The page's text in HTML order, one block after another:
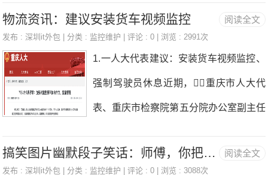
确反映设备运行状态，降低设备事故
D的监控级硬盘，监控硬件，它和
普通硬盘的区别，就是监控硬盘，
可以有更高的稳定性，因为监控一般
来说，是需要24小时开机，并且一
直在线的监控安装。上海办公室安装监
种方式，比如你已经有监控，需
装位置的选择应充分考虑监控范围监控安装。要确保监控设
避免过度重叠，浪费资源。这需要根据实际环境和监控需
求，进行合理的规划和布局。其次，安装位置的安全性
坏、不易被干扰的地方，防止设备被破坏或数据被篡改。
同时，设备的安装也应符合相关法律法规和隐私保护要求，
阅读全文
物流资讯：建议安装货车视频监控
发布 : 深圳it外包 | 分类 : 监控维护 | 评论 : 0 | 浏览 : 2991次
1.一人大代表建议：安装货车视频监控、
强制驾驶员休息近期，重庆市人大代
表、重庆市检察院第五分院办公室副主任
合力、监督管理，防范重型货车交通
阅读全文
搞笑图片幽默段子笑话：师傅，你把摄像头安装成这样能监控啥？
发布 : 深圳it外包 | 分类 : 监控维护 | 评论 : 0 | 浏览 : 3088次